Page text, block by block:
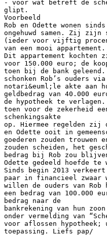
- voor wat betreft de
glipt.
Voorbeeld
Rob en Odette wonen sinds
ongehuwd samen. Zij zijn
(ieder voor vijftig
van een mooi appartement.
Dit appartement kochten
voor 150.000 euro; de
toen bij de bank geleend.
schonken Rob’s ouders via
notari&euml;le akte aan
geldbedrag van 40.000
de hypotheek te verlagen.
toen voor de zekerheid
schenkingsakte
op. Hiermee regelden zij
en Odette ooit in
goederen zouden trouwen
zouden scheiden, het
bedrag bij Rob zou
Odette gedeeld hoefde te
Sinds begin 2013
paar in financieel zwaar
willen de ouders van Rob
een bedrag van 100.000
bedrag naar de
bankrekening van hun
onder vermelding van
voor aflossen
toepassing. Liefs pap/